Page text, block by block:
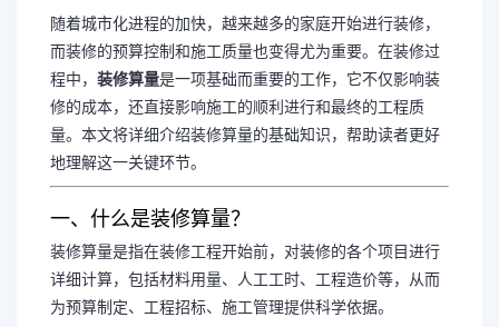
随着城市化进程的加快，越来越多的家庭开始进行装修，
而装修的预算控制和施工质量也变得尤为重要。在装修过
程中， 装修算量是一项基础而重要的工作，它不仅影响装
修的成本，还直接影响施工的顺利进行和最终的工程质
量。本文将详细介绍装修算量的基础知识，帮助读者更好
地理解这一关键环节。
一、什么是装修算量？
装修算量是指在装修工程开始前，对装修的各个项目进行
详细计算，包括材料用量、人工工时、工程造价等，从而
为预算制定、工程招标、施工管理提供科学依据。